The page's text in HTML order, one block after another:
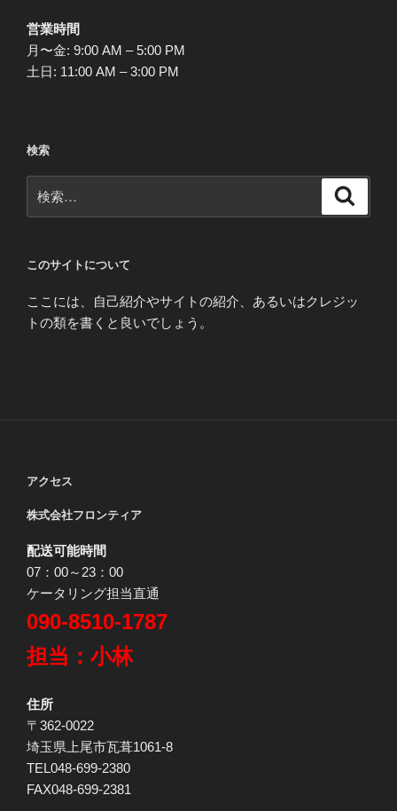
営業時間
月〜金: 9:00 AM – 5:00 PM
土日: 11:00 AM – 3:00 PM
検索
索:
このサイトについて
ここには、自己紹介やサイトの紹介、あるいはクレジッ
トの類を書くと良いでしょう。
アクセス
株式会社フロンティア
配送可能時間
07：00～23：00
ケータリング担当直通
090-8510-1787
担当：小林
住所
〒362-0022
埼玉県上尾市瓦葺1061-8
TEL048-699-2380
FAX048-699-2381